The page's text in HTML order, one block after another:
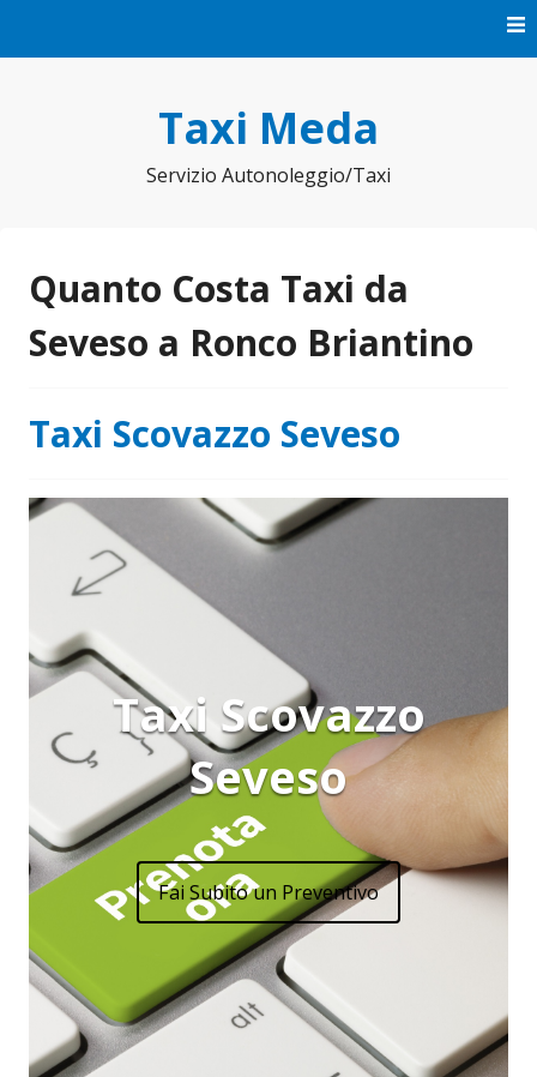
Taxi Meda
Servizio Autonoleggio/Taxi
Quanto Costa Taxi da
Seveso a Ronco Briantino
Taxi Scovazzo Seveso
Taxi Scovazzo
Seveso
Fai Subito un Preventivo